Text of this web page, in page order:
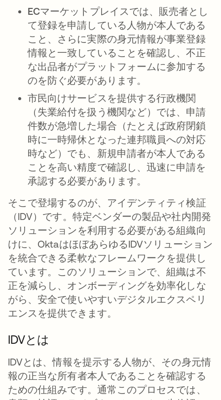
ECマーケットプレイスでは、販売者とし
て登録を申請している人物が本人である
こと、さらに実際の身元情報が事業登録
情報と一致していることを確認し、不正
な出品者がプラットフォームに参加する
のを防ぐ必要があります。
市民向けサービスを提供する行政機関
（失業給付を扱う機関など）では、申請
件数が急増した場合（たとえば政府閉鎖
時に一時帰休となった連邦職員への対応
時など）でも、新規申請者が本人である
ことを高い精度で確認し、迅速に申請を
承認する必要があります。
そこで登場するのが、アイデンティティ検証
（IDV）です。特定ベンダーの製品や社内開発
ソリューションを利用する必要がある組織向
けに、OktaはほぼあらゆるIDVソリューション
を統合できる柔軟なフレームワークを提供し
ています。このソリューションで、組織は不
正を減らし、オンボーディングを効率化しな
がら、安全で使いやすいデジタルエクスペリ
エンスを提供できます。
IDVとは
IDVとは、情報を提示する人物が、その身元情
報の正当な所有者本人であることを確認する
ための仕組みです。通常このプロセスでは、